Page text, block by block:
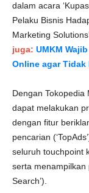
dalam acara
Pelaku Bisnis
Marketing
juga: UMKM
Online agar Tidak
Dengan Tokopedia
dapat melakukan
dengan fitur
pencarian
seluruh touchpoint
serta menampilkan
Search’).